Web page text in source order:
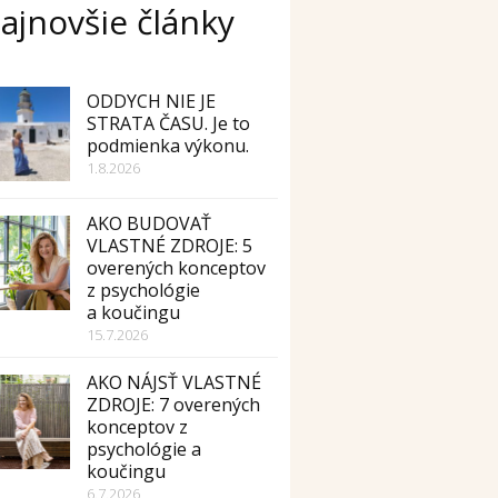
články
ODDYCH NIE JE
STRATA ČASU. Je to
podmienka výkonu.
1.8.2026
AKO BUDOVAŤ
VLASTNÉ ZDROJE: 5
overených konceptov
z psychológie
a koučingu
15.7.2026
AKO NÁJSŤ VLASTNÉ
ZDROJE: 7 overených
konceptov z
psychológie a
koučingu
6.7.2026